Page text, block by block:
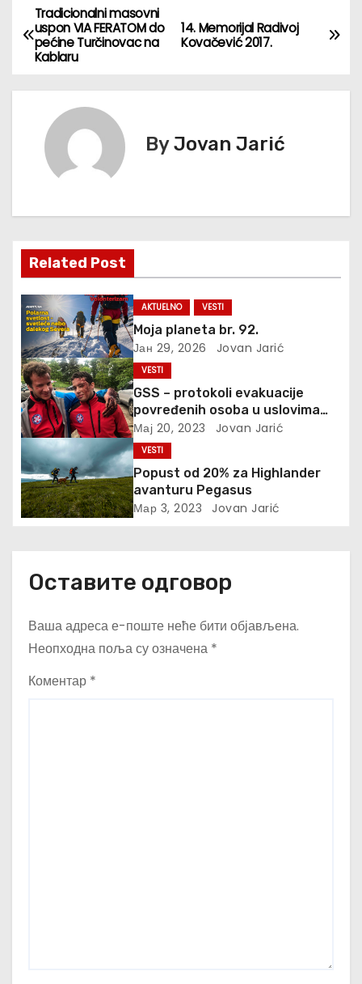
К
р
е
е
ч
л
а
н
к
а
14. Memorijal Radivoj
Kovačević 2017.
Tradicionalni masovni
uspon VIA FERATOM do
pećine Turčinovac na
Kablaru
ByJovan Jarić
Related Post
AKTUELNO VESTI
Moja planeta br. 92.
Јан 29, 2026 Jovan Jarić
VESTI
GSS – protokoli evakuacije
povređenih osoba u uslovima
prirodnih katastrofa
Мај 20, 2023 Jovan Jarić
VESTI
Popust od 20% za Highlander
avanturu Pegasus
Мар 3, 2023 Jovan Jarić
Оставите одговор
Ваша адреса е-поште неће бити објављена.
Неопходна поља су означена *
Коментар *